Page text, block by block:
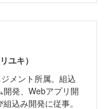
ユキ）
メント所属。組込
発、Webアプリ開
込み開発に従事。